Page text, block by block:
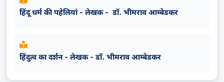
हिंदू धर्म की पहेलियां - लेखक - डॉ. भीमराव आम्बेडकर
हिंदुत्व का दर्शन - लेखक - डॉ. भीमराव आम्बेडकर